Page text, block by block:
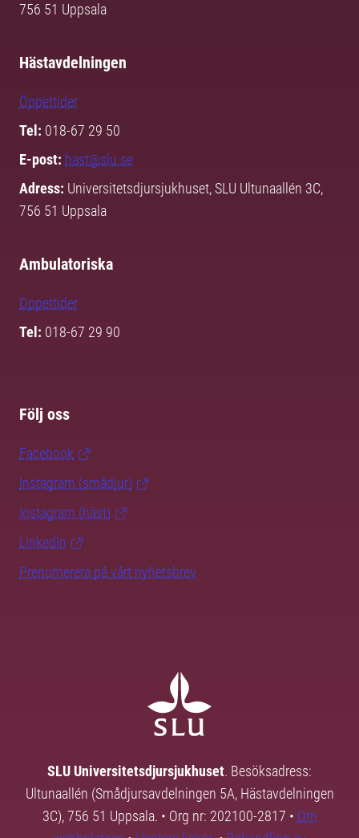
756 51 Uppsala
Hästavdelningen
Öppettider
Tel: 018-67 29 50
E-post: hast@slu.se
Adress: Universitetsdjursjukhuset, SLU Ultunaallén 3C,
756 51 Uppsala
Ambulatoriska
Öppettider
Tel: 018-67 29 90
Följ oss
Facebook
Instagram (smådjur)
Instagram (häst)
LinkedIn
Prenumerera på vårt nyhetsbrev
SLU Universitetsdjursjukhuset. Besöksadress:
Ultunaallén (Smådjursavdelningen 5A, Hästavdelningen
3C), 756 51 Uppsala. • Org nr: 202100-2817 • Om